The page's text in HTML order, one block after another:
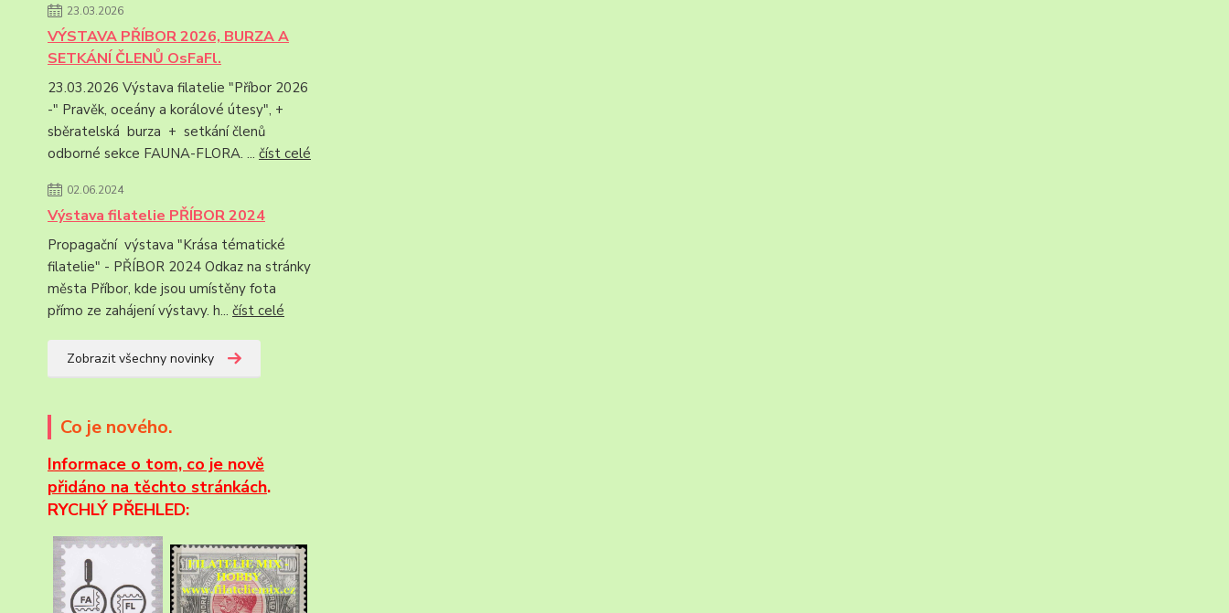
23.03.2026
VÝSTAVA PŘÍBOR 2026, BURZA A
SETKÁNÍ ČLENŮ OsFaFl.
23.03.2026 Výstava filatelie "Příbor 2026
-" Pravěk, oceány a korálové útesy", +
sběratelská burza + setkání členů
odborné sekce FAUNA-FLORA. ... číst celé
02.06.2024
Výstava filatelie PŘÍBOR 2024
Propagační výstava "Krása tématické
filatelie" - PŘÍBOR 2024 Odkaz na stránky
města Příbor, kde jsou umístěny fota
přímo ze zahájení výstavy. h... číst celé
Zobrazit všechny novinky
Co je nového.
Informace o tom, co je nově
přidáno na těchto stránkách.
RYCHLÝ PŘEHLED: